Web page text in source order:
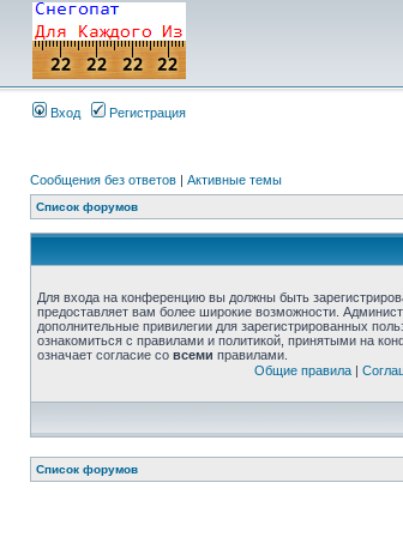
Вход Регистрация
Сообщения без ответов | Активные темы
Список форумов
Для входа на конференцию вы должны быть
предоставляет вам более широкие возможности.
дополнительные привилегии для зарегистрированных
ознакомиться с правилами и политикой, принятыми на
означает согласие со всеми правилами.
Общие правила|
Список форумов